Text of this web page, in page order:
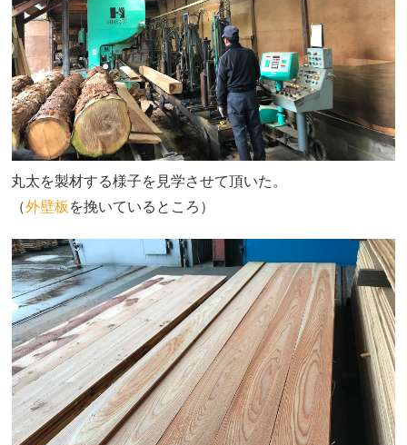
丸太を製材する様子を見学させて頂いた。
（外壁板 を挽いているところ）